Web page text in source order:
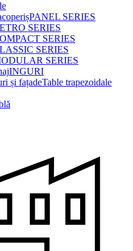
PANEL SERIES
SERIES
SERIES
SERIES
SERIES
INGURI
și fațadeTable trapezoidale